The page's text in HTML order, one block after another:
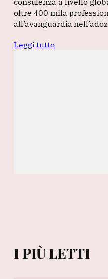
consulenza a livello
oltre 400 mila
all’avanguardia
Leggi tutto
I PIÙ LETTI